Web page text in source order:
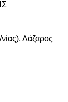
Λάζαρος